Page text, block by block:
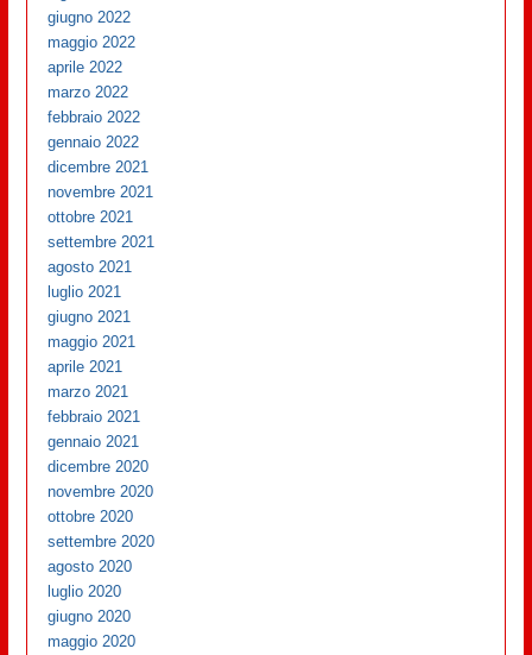
giugno 2022
maggio 2022
aprile 2022
marzo 2022
febbraio 2022
gennaio 2022
dicembre 2021
novembre 2021
ottobre 2021
settembre 2021
agosto 2021
luglio 2021
giugno 2021
maggio 2021
aprile 2021
marzo 2021
febbraio 2021
gennaio 2021
dicembre 2020
novembre 2020
ottobre 2020
settembre 2020
agosto 2020
luglio 2020
giugno 2020
maggio 2020